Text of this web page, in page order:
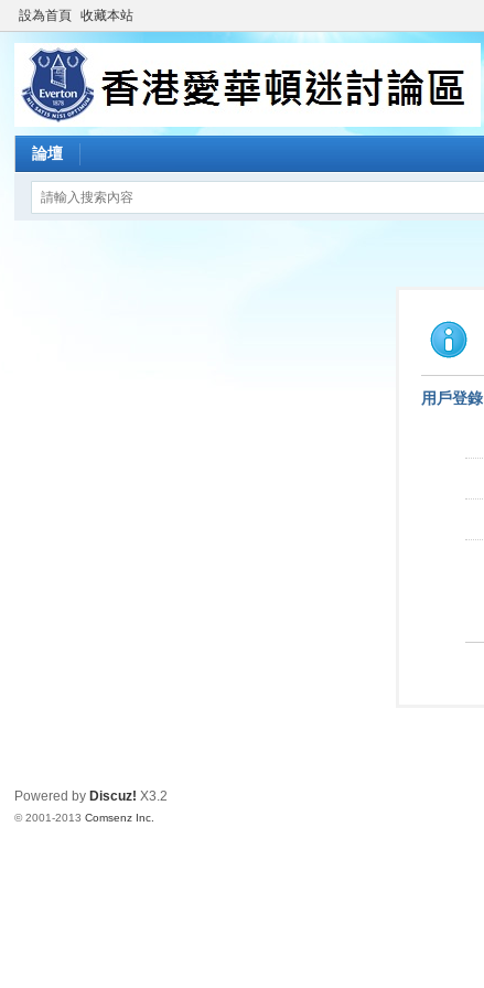
設為首頁 收藏本站
論壇
用戶登錄
Powered by Discuz! X3.2
© 2001-2013Comsenz Inc.